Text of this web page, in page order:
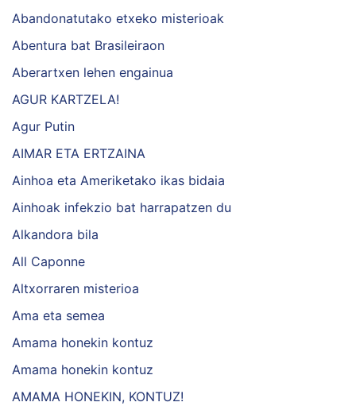
Abandonatutako etxeko misterioak
Abentura bat Brasileiraon
Aberartxen lehen engainua
AGUR KARTZELA!
Agur Putin
AIMAR ETA ERTZAINA
Ainhoa eta Ameriketako ikas bidaia
Ainhoak infekzio bat harrapatzen du
Alkandora bila
All Caponne
Altxorraren misterioa
Ama eta semea
Amama honekin kontuz
Amama honekin kontuz
AMAMA HONEKIN, KONTUZ!